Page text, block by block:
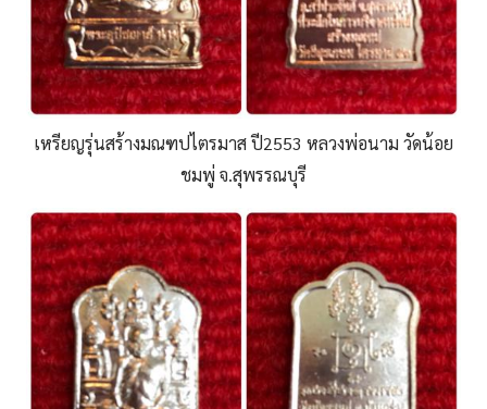
เหรียญรุ่นสร้างมณฑปไตรมาส ปี2553 หลวงพ่อนาม วัดน้อย
ชมพู่ จ.สุพรรณบุรี